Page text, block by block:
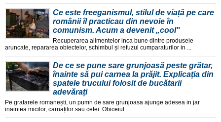
Ce este freeganismul, stilul de viață pe care
românii îl practicau din nevoie în
comunism. Acum a devenit „cool"
Recuperarea alimentelor inca bune dintre produsele
aruncate, repararea obiectelor, schimbul și refuzul cumparaturilor in ...
De ce se pune sare grunjoasă peste grătar,
înainte să pui carnea la prăjit. Explicația din
spatele trucului folosit de bucătarii
adevărați
Pe gratarele romanești, un pumn de sare grunjoasa ajunge adesea in jar
inaintea micilor, carnaților sau cefei. Obiceiul ...